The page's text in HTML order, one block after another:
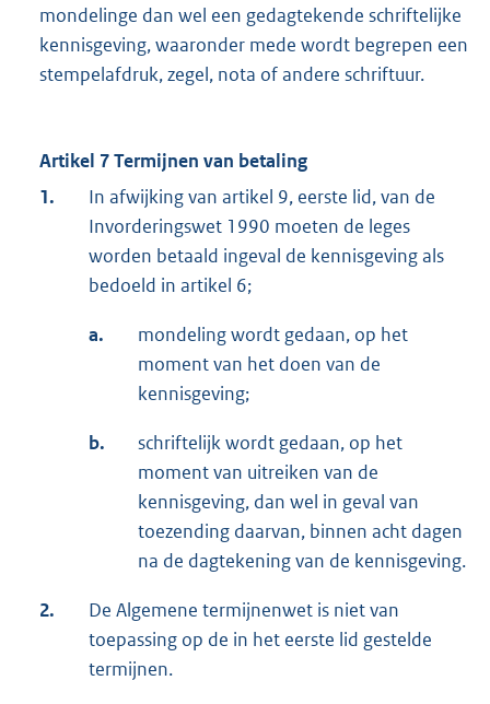
mondelinge dan wel een gedagtekende schriftelijke
kennisgeving, waaronder mede wordt begrepen een
stempelafdruk, zegel, nota of andere schriftuur.
Artikel 7 Termijnen van betaling
1.
In afwijking van artikel 9, eerste lid, van de
Invorderingswet 1990 moeten de leges
worden betaald ingeval de kennisgeving als
bedoeld in artikel 6;
a.
mondeling wordt gedaan, op het
moment van het doen van de
kennisgeving;
b.
schriftelijk wordt gedaan, op het
moment van uitreiken van de
kennisgeving, dan wel in geval van
toezending daarvan, binnen acht dagen
na de dagtekening van de kennisgeving.
2.
De Algemene termijnenwet is niet van
toepassing op de in het eerste lid gestelde
termijnen.